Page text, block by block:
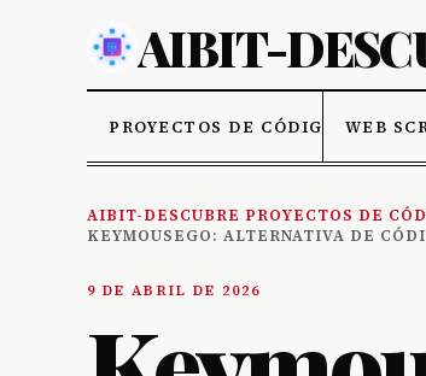
PROYECTOS DE CÓDIGO WEB
AIBIT-DESCUBRE PROYECTOS DE
KEYMOUSEGO: ALTERNATIVA DE
9 DE ABRIL DE 2026